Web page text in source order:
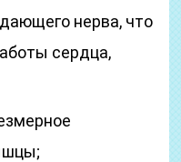
нерва, что
сердца,